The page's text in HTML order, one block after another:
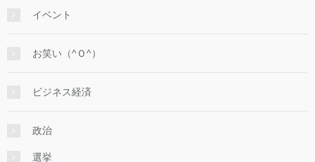
イベント
お笑い（^Ｏ^）
ビジネス経済
政治
選挙